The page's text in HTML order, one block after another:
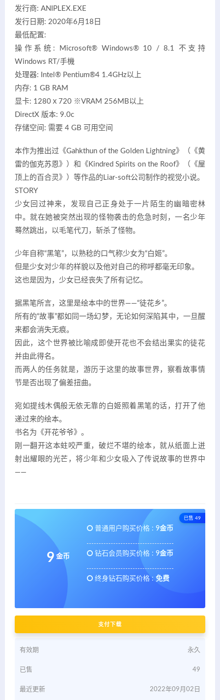
发行商: ANIPLEX.EXE
发行日期: 2020年6月18日
最低配置:
操作系统: Microsoft® Windows® 10 / 8.1 不支持
Windows RT/手機
处理器: Intel® Pentium®4 1.4GHz以上
内存: 1 GB RAM
显卡: 1280ｘ720 ※VRAM 256MB以上
DirectX 版本: 9.0c
存储空间: 需要 4 GB 可用空间
本作为推出过《Gahkthun of the Golden Lightning》（《黄
雷的伽克苏恩》）和《Kindred Spirits on the Roof》（《屋
顶上的百合灵》）等作品的Liar-soft公司制作的视觉小说。
STORY
少女回过神来，发现自己正身处于一片陌生的幽暗密林
中。就在她被突然出现的怪物袭击的危急时刻，一名少年
蓦然跳出，以毛笔代刀，斩杀了怪物。
少年自称“黑笔”，以熟稔的口气称少女为“白姬”。
但是少女对少年的样貌以及他对自己的称呼都毫无印象。
这也是因为，少女已经丧失了所有记忆。
据黑笔所言，这里是绘本中的世界——“徒花乡”。
所有的“故事”都如同一场幻梦，无论如何深陷其中，一旦醒
来都会消失无痕。
因此，这个世界被比喻成即使开花也不会结出果实的徒花
并由此得名。
而两人的任务就是，游历于这里的故事世界，察看故事情
节是否出现了偏差扭曲。
宛如提线木偶般无依无靠的白姬照着黑笔的话，打开了他
递过来的绘本。
书名为《开花爷爷》。
刚一翻开这本蛀咬严重，破烂不堪的绘本，就从纸面上迸
射出耀眼的光芒，将少年和少女吸入了传说故事的世界中
——
已售 49
9 金币
普通用户购买价格 : 9金币
钻石会员购买价格 : 9金币
终身钻石购买价格 : 免费
支付下载
有效期 永久
已售 49
最近更新 2022年09月02日